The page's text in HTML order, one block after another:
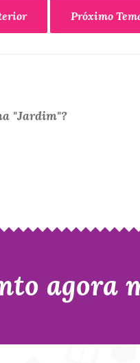
Próximo
"Jardim"?
agora